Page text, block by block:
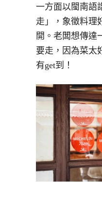
一方面以閩南語
走」，象徵料理
開。老闆想傳達
要走，因為菜太
有get到！